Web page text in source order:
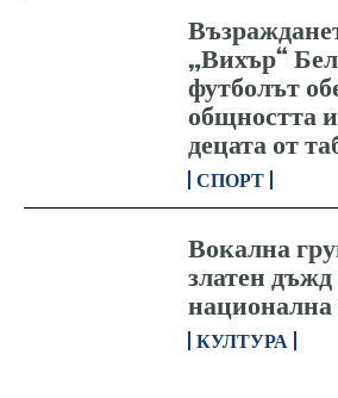
„Вихър“
футболът
общността
децата от
СПОРТ
Вокална
златен
национална
КУЛТУРА